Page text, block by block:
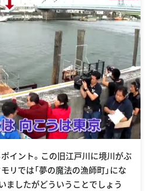
イント。この旧江戸川に境川がぶ
リでは「夢の魔法の漁師町」にな
ましたがどういうことでしょう